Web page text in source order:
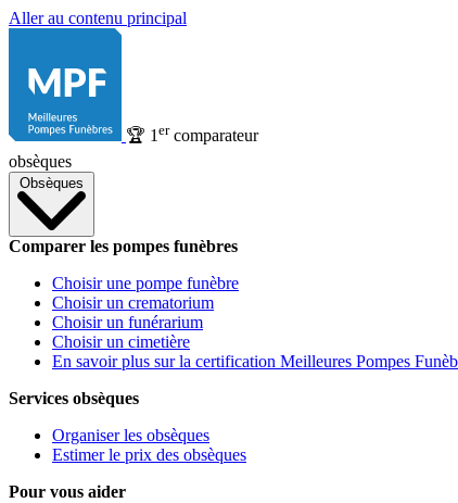
Aller au contenu principal
🏆 1 ercomparateur
obsèques
Obsèques
Comparer les pompes funèbres
Choisir une pompe funèbre
Choisir un crematorium
Choisir un funérarium
Choisir un cimetière
En savoir plus sur la certification Meilleures Pompes
Services obsèques
Organiser les obsèques
Estimer le prix des obsèques
Pour vous aider